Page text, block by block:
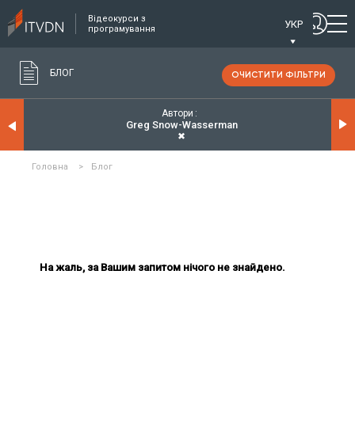
Відеокурси з
програмування
УКР
БЛОГ ОЧИСТИТИ ФІЛЬТРИ
Автори
Greg Snow-Wasserman
✖
Головна > Блог
На жаль, за Вашим запитом нічого не знайдено.